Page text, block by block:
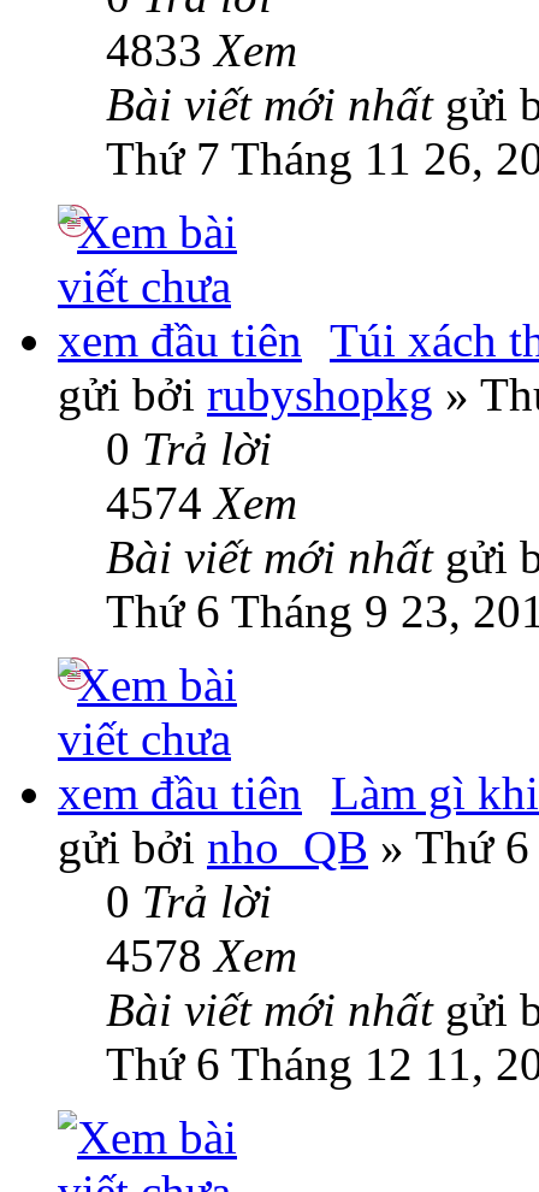
4833Xem
Bài viết mới nhất gửi
Thứ 7 Tháng 11 26,
Túi xách
gửi bởi rubyshopkg »
0 Trả lời
4574Xem
Bài viết mới nhất gửi
Thứ 6 Tháng 9 23,
Làm gì
gửi bởi nho_QB » Thứ
0 Trả lời
4578Xem
Bài viết mới nhất gửi
Thứ 6 Tháng 12 11,